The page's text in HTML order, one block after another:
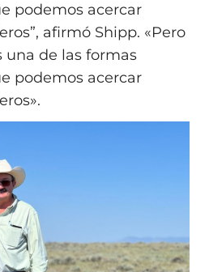
podemos acercar
afirmó Shipp. «Pero
de las formas
podemos acercar